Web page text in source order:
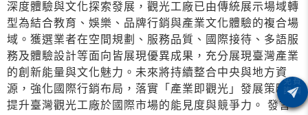
深度體驗與文化探索發展，觀光工廠已由傳統展示場域轉
型為結合教育、娛樂、品牌行銷與產業文化體驗的複合場
域。獲選業者在空間規劃、服務品質、國際接待、多語服
務及體驗設計等面向皆展現優異成果，充分展現臺灣產業
的創新能量與文化魅力。未來將持續整合中央與地方資
源，強化國際行銷布局，落實「產業即觀光」發展策略，
提升臺灣觀光工廠於國際市場的能見度與競爭力。 發言